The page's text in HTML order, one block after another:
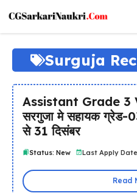
content
Surguja
Assistant Grade 3
सरगुजा मे सहायक ग्रेड-
से 31 दिसंबर
Status: New Last Apply
Read